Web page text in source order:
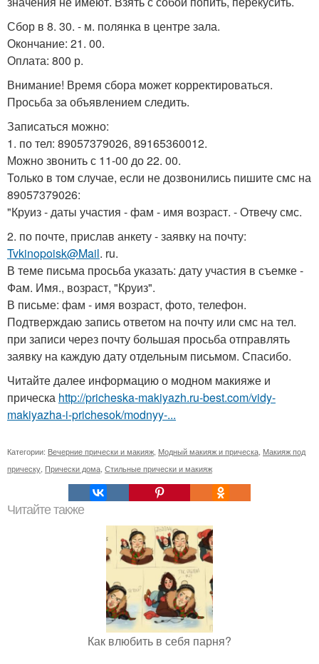
Сбор в 8. 30. - м. полянка в центре зала.
Окончание: 21. 00.
Оплата: 800 р.
Внимание! Время сбора может корректироваться.
Просьба за объявлением следить.
Записаться можно:
1. по тел: 89057379026, 89165360012.
Можно звонить с 11-00 до 22. 00.
Только в том случае, если не дозвонились пишите смс на
89057379026:
"Круиз - даты участия - фам - имя возраст. - Отвечу смс.
2. по почте, прислав анкету - заявку на почту:
Tvkinopoisk@Mail. ru.
В теме письма просьба указать: дату участия в съемке -
Фам. Имя., возраст, "Круиз".
В письме: фам - имя возраст, фото, телефон.
Подтверждаю запись ответом на почту или смс на тел.
при записи через почту большая просьба отправлять
заявку на каждую дату отдельным письмом. Спасибо.
Читайте далее информацию о модном макияже и
прическа http://pricheska-makiyazh.ru-best.com/vidy-
makiyazha-i-prichesok/modnyy-...
Категории: Вечерние прически и макияж, Модный макияж и прическа, Макияж под
прическу, Прически дома, Стильные прически и макияж
Читайте также
Как влюбить в себя парня?